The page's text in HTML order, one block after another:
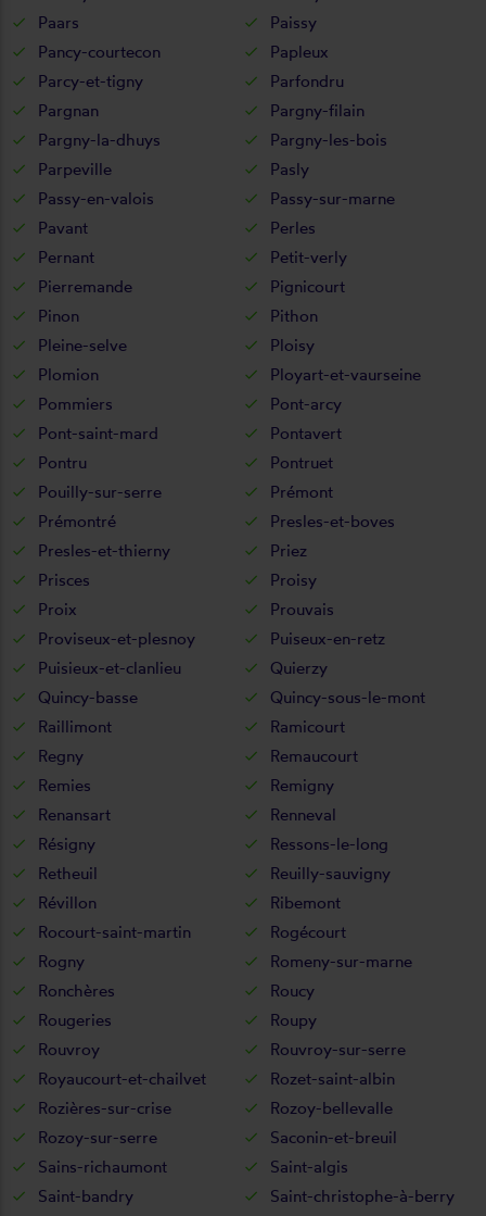
Paars
Paissy
Pancy-courtecon
Papleux
Parcy-et-tigny
Parfondru
Pargnan
Pargny-filain
Pargny-la-dhuys
Pargny-les-bois
Parpeville
Pasly
Passy-en-valois
Passy-sur-marne
Pavant
Perles
Pernant
Petit-verly
Pierremande
Pignicourt
Pinon
Pithon
Pleine-selve
Ploisy
Plomion
Ployart-et-vaurseine
Pommiers
Pont-arcy
Pont-saint-mard
Pontavert
Pontru
Pontruet
Pouilly-sur-serre
Prémont
Prémontré
Presles-et-boves
Presles-et-thierny
Priez
Prisces
Proisy
Proix
Prouvais
Proviseux-et-plesnoy
Puiseux-en-retz
Puisieux-et-clanlieu
Quierzy
Quincy-basse
Quincy-sous-le-mont
Raillimont
Ramicourt
Regny
Remaucourt
Remies
Remigny
Renansart
Renneval
Résigny
Ressons-le-long
Retheuil
Reuilly-sauvigny
Révillon
Ribemont
Rocourt-saint-martin
Rogécourt
Rogny
Romeny-sur-marne
Ronchères
Roucy
Rougeries
Roupy
Rouvroy
Rouvroy-sur-serre
Royaucourt-et-chailvet
Rozet-saint-albin
Rozières-sur-crise
Rozoy-bellevalle
Rozoy-sur-serre
Saconin-et-breuil
Sains-richaumont
Saint-algis
Saint-bandry
Saint-christophe-à-berry